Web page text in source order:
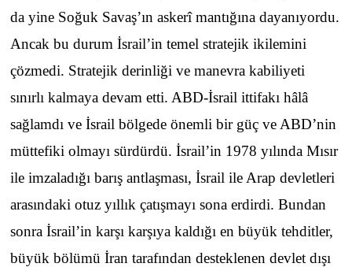
da yine Soğuk Savaş’ın askerî mantığına dayanıyordu.
Ancak bu durum İsrail’in temel stratejik ikilemini
çözmedi. Stratejik derinliği ve manevra kabiliyeti
sınırlı kalmaya devam etti. ABD-İsrail ittifakı hâlâ
sağlamdı ve İsrail bölgede önemli bir güç ve ABD’nin
müttefiki olmayı sürdürdü. İsrail’in 1978 yılında Mısır
ile imzaladığı barış antlaşması, İsrail ile Arap devletleri
arasındaki otuz yıllık çatışmayı sona erdirdi. Bundan
sonra İsrail’in karşı karşıya kaldığı en büyük tehditler,
büyük bölümü İran tarafından desteklenen devlet dışı